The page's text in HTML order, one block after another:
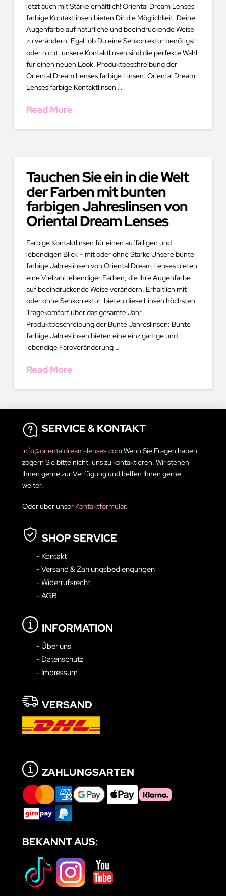
jetzt auch mit Stärke erhältlich! Oriental Dream Lenses
farbige Kontaktlinsen bieten Dir die Möglichkeit, Deine
Augenfarbe auf natürliche und beeindruckende Weise
zu verändern. Egal, ob Du eine Sehkorrektur benötigst
oder nicht, unsere Kontaktlinsen sind die perfekte Wahl
für einen neuen Look. Produktbeschreibung der
Oriental Dream Lenses farbige Linsen: Oriental Dream
Lenses farbige Kontaktlinsen …
Read More
Tauchen Sie ein in die Welt
der Farben mit bunten
farbigen Jahreslinsen von
Oriental Dream Lenses
Farbige Kontaktlinsen für einen auffälligen und
lebendigen Blick – mit oder ohne Stärke Unsere bunte
farbige Jahreslinsen von Oriental Dream Lenses bieten
eine Vielzahl lebendiger Farben, die Ihre Augenfarbe
auf beeindruckende Weise verändern. Erhältlich mit
oder ohne Sehkorrektur, bieten diese Linsen höchsten
Tragekomfort über das gesamte Jahr.
Produktbeschreibung der Bunte Jahreslinsen: Bunte
farbige Jahreslinsen bieten eine einzigartige und
lebendige Farbveränderung …
Read More
SERVICE & KONTAKT
info@orientaldream-lenses.comWenn Sie Fragen haben,
zögern Sie bitte nicht, uns zu kontaktieren. Wir stehen
Ihnen gerne zur Verfügung und helfen Ihnen gerne
weiter.
Oder über unser Kontaktformular.
SHOP SERVICE
- Kontakt
- Versand & Zahlungsbediengungen
- Widerrufsrecht
- AGB
INFORMATION
- Über uns
- Datenschutz
- Impressum
VERSAND
ZAHLUNGSARTEN
BEKANNT AUS: